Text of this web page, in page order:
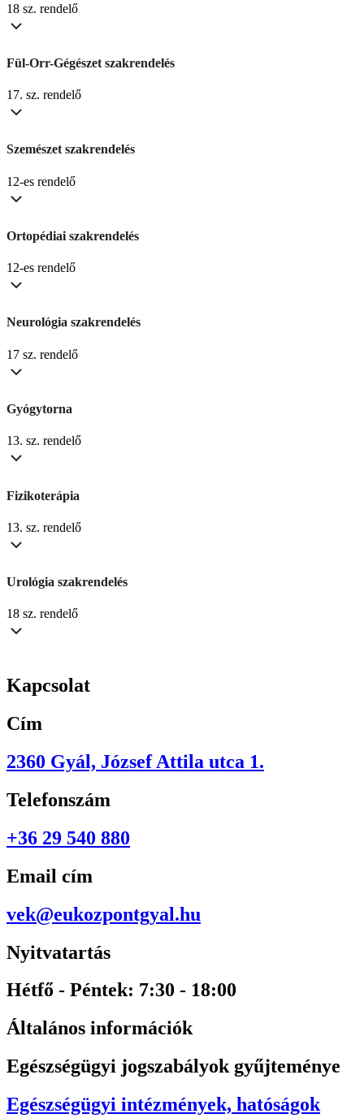
18 sz. rendelő
Fül-Orr-Gégészet szakrendelés
17. sz. rendelő
Szemészet szakrendelés
12-es rendelő
Ortopédiai szakrendelés
12-es rendelő
Neurológia szakrendelés
17 sz. rendelő
Gyógytorna
13. sz. rendelő
Fizikoterápia
13. sz. rendelő
Urológia szakrendelés
18 sz. rendelő
Kapcsolat
Cím
2360 Gyál, József Attila utca 1.
Telefonszám
+36 29 540 880
Email cím
vek@eukozpontgyal.hu
Nyitvatartás
Hétfő - Péntek: 7:30 - 18:00
Általános információk
Egészségügyi jogszabályok gyűjteménye
Egészségügyi intézmények, hatóságok